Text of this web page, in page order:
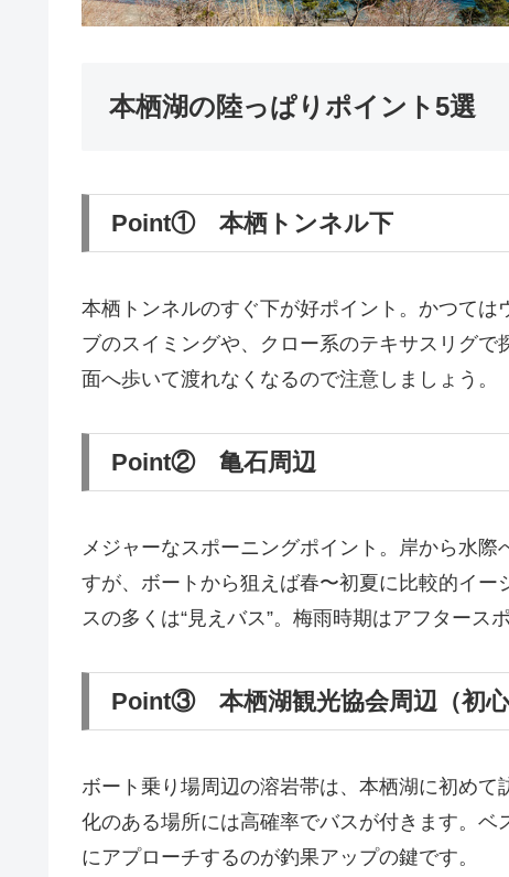
本栖湖の陸っぱりポイント5選
Point① 本栖トンネル下
本栖トンネルのすぐ下が好ポイント。かつて
ブのスイミングや、クロー系のテキサスリグ
面へ歩いて渡れなくなるので注意しましょう。
Point② 亀石周辺
メジャーなスポーニングポイント。岸から水
すが、ボートから狙えば春〜初夏に比較的イ
スの多くは“見えバス”。梅雨時期はアフタース
Point③ 本栖湖観光協会周辺（初心
ボート乗り場周辺の溶岩帯は、本栖湖に初め
化のある場所には高確率でバスが付きます。
にアプローチするのが釣果アップの鍵です。